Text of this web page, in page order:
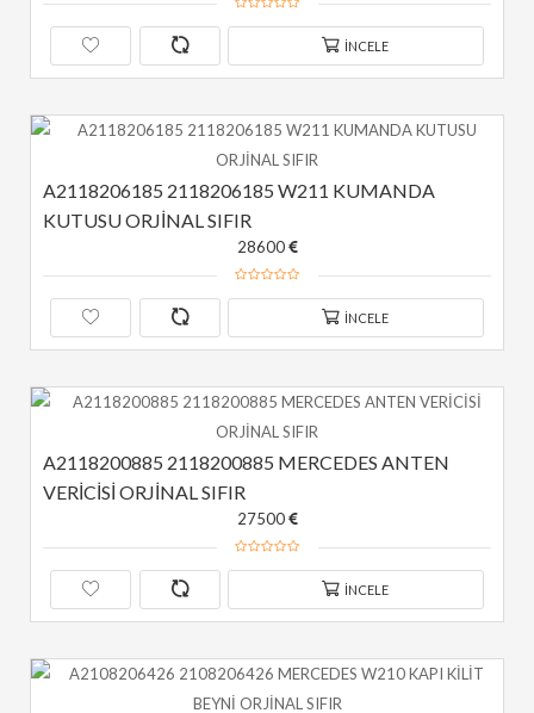
İNCELE
A2118206185 2118206185 W211 KUMANDA
KUTUSU ORJİNAL SIFIR
28600
İNCELE
A2118200885 2118200885 MERCEDES ANTEN
VERİCİSİ ORJİNAL SIFIR
27500
İNCELE